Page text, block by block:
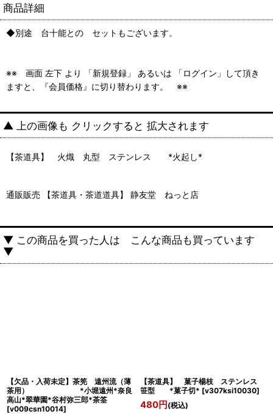
商品詳細
◆別途 台十能との セットもございます。
※※ 画面 左下 より 「新規登録」 あるいは 「ログイン」して頂き
ますと、『会員価格』に切り替わります。 ※※
▲ 上の画像も クリックすると 拡大されます
【茶道具】 火熾 丸型 ステンレス *火起し*
通販販売 【茶道具・茶道道具】 静友堂 ねっと店
▼ この商品を買った人は こんな商品も買っています
▼
【欠品・入荷未定】茶筅 遠州流（薄
茶用） *小堀遠州*奈良
高山*翠華園*谷村弥三郎*茶筌
[v009csn10014]
【茶道具】 菓子楊枝 ステンレス
笹型 *菓子切* [v307ksi10030]
480円 (税込)